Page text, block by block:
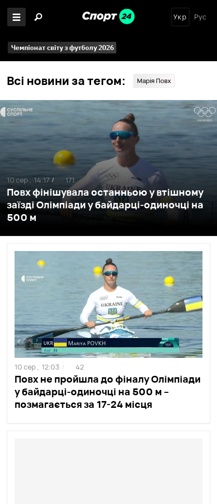
Укр Рус
Чемпіонат світу з футболу 2026
Всі новини за тегом: Марія Повх
Повх фінішувала останньою у втішному
заїзді Олімпіади у байдарці-одиночці на
500 м
10 сер , 14:17 / 171
Повх не пройшла до фіналу Олімпіади
у байдарці-одиночці на 500 м –
позмагається за 17-24 місця
10 сер , 12:03 / 42